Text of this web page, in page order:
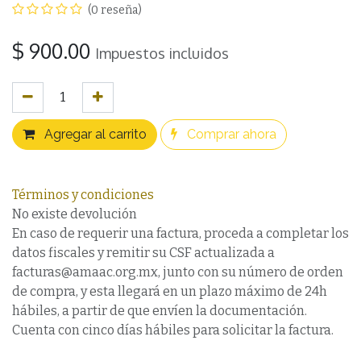
(0 reseña)
$ 900.00 Impuestos incluidos
Agregar al carrito Comprar ahora
Términos y condiciones
No existe devolución
En caso de requerir una factura, proceda a completar los
datos fiscales y remitir su CSF actualizada a
facturas@amaac.org.mx, junto con su número de orden
de compra, y esta llegará en un plazo máximo de 24h
hábiles, a partir de que envíen la documentación.
Cuenta con cinco días hábiles para solicitar la factura.